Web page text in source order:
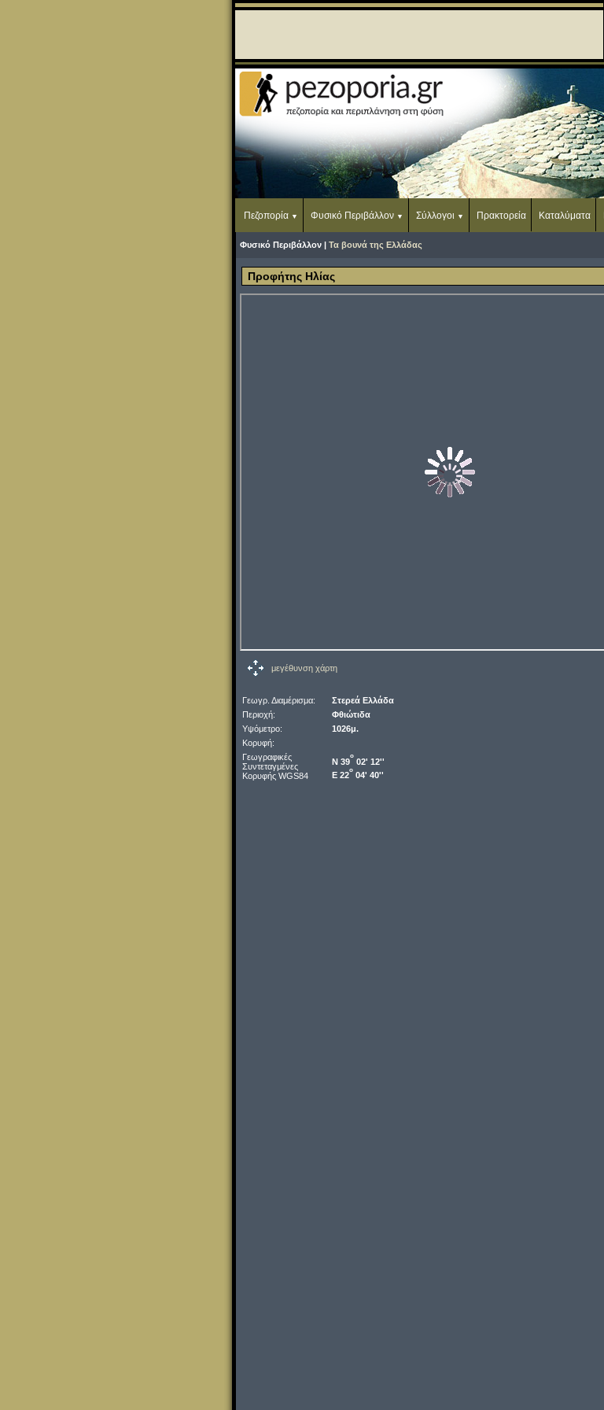
Πεζοπορία Φυσικό Περιβάλλον Σύλλογοι Πρακτορεία Καταλύματα
Φυσικό Περιβάλλον | Τα βουνά της Ελλάδας
Προφήτης Ηλίας
μεγέθυνση χάρτη
Γεωγρ. Διαμέρισμα:
Στερεά Ελλάδα
Περιοχή:
Φθιώτιδα
Υψόμετρο:
1026μ.
Κορυφή:
Γεωγραφικές
Συντεταγμένες
Κορυφής WGS84
Ν 39
o
02' 12''
Ε 22
o
04' 40''